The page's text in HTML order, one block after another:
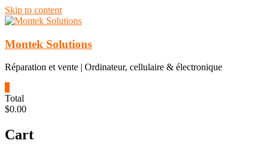
Skip to content
Montek Solutions
Réparation et vente | Ordinateur, cellulaire & électronique
Total
$0.00
Cart